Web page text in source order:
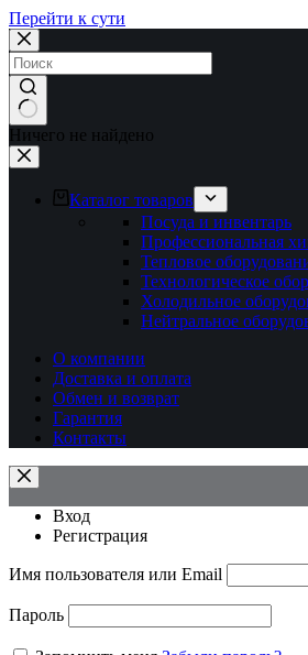
Перейти к сути
Ничего не найдено
Каталог товаров
Посуда и инвентарь
Профессиональная
Тепловое
Технологическое
Холодильное
Нейтральное
О компании
Доставка и оплата
Обмен и возврат
Гарантия
Контакты
Вход
Регистрация
Имя пользователя или Email
Пароль